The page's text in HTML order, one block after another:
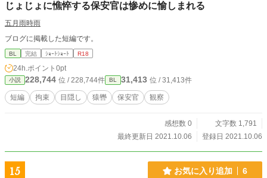
じょじょに憔悴する保安官は惨めに愉しまれる
五月雨時雨
ブログに掲載した短編です。
BL 完結 ｼｮｰﾄｼｮｰﾄ R18
24h.ポイント 0pt
小説 228,744 位 / 228,744件 BL 31,413 位 / 31,413件
短編 拘束 目隠し 猿轡 保安官 観察
感想数 0
文字数 1,791
最終更新日 2021.10.06
登録日 2021.10.06
15 お気に入り追加 6